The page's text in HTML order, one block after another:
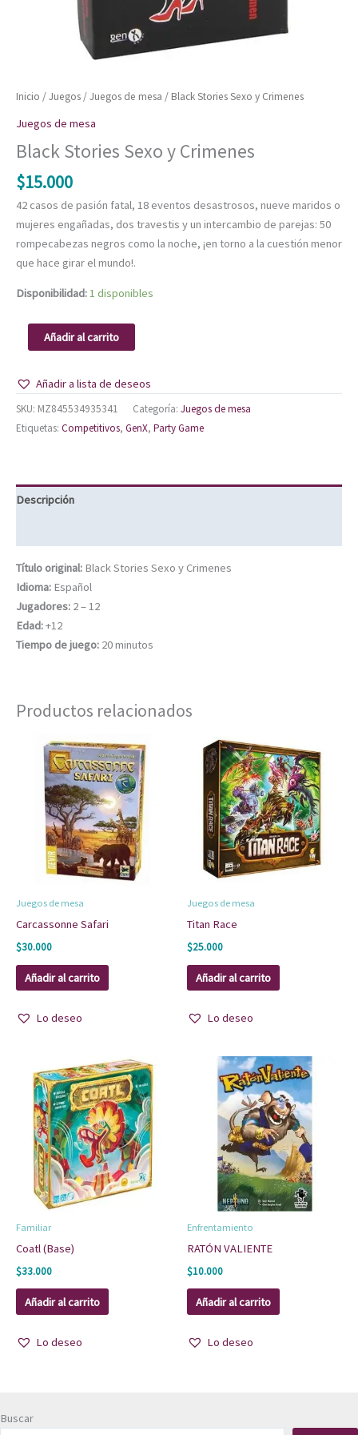
Inicio /Juegos /Juegos de mesa / Black Stories Sexo y Crimenes
Juegos de mesa
Black Stories Sexo y Crimenes
$15.000
42 casos de pasión fatal, 18 eventos desastrosos, nueve maridos o
mujeres engañadas, dos travestis y un intercambio de parejas: 50
rompecabezas negros como la noche, ¡en torno a la cuestión menor
que hace girar el mundo!.
Disponibilidad:1 disponibles
Añadir al carrito
Añadir a lista de deseos
SKU: MZ845534935341 Categoría: Juegos de mesa
Etiquetas: Competitivos, GenX, Party Game
Descripción
Título original: Black Stories Sexo y Crimenes
Idioma: Español
Jugadores: 2 – 12
Edad:+12
Tiempo de juego: 20 minutos
Productos relacionados
Juegos de mesa
Carcassonne Safari
$30.000
Añadir al carrito
Lo deseo
Juegos de mesa
Titan Race
$25.000
Añadir al carrito
Lo deseo
Familiar
Coatl (Base)
$33.000
Añadir al carrito
Lo deseo
Enfrentamiento
RATÓN VALIENTE
$10.000
Añadir al carrito
Lo deseo
Buscar